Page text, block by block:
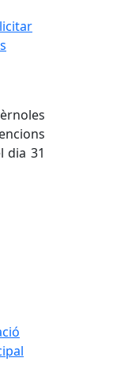
dia 31
Local a l'àrea